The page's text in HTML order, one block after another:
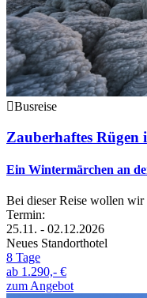
Busreise
Zauberhaftes Rügen
Ein Wintermärchen an
Bei dieser Reise wollen wir
Termin:
25.11. - 02.12.2026
Neues Standorthotel
8 Tage
ab 1.290,- €
zum Angebot